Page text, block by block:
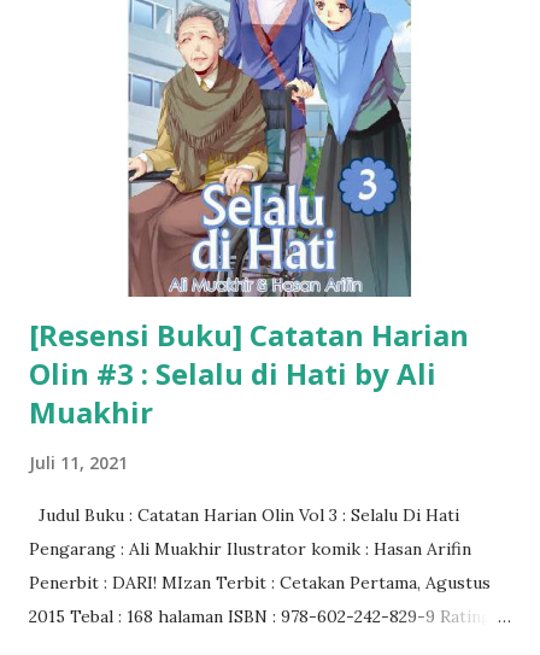
[Resensi Buku] Catatan Harian
Olin #3 : Selalu di Hati by Ali
Muakhir
Juli 11, 2021
Judul Buku : Catatan Harian Olin Vol 3 : Selalu Di Hati
Pengarang : Ali Muakhir Ilustrator komik : Hasan Arifin
Penerbit : DARI! MIzan Terbit : Cetakan Pertama, Agustus
2015 Tebal : 168 halaman ISBN : 978-602-242-829-9 Rating :